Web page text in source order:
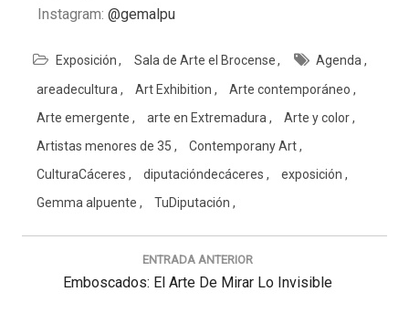
Instagram: @gemalpu
Exposición Sala de Arte el Brocense
Agenda
areadecultura
Art Exhibition
Arte contemporáneo
Arte emergente
arte en Extremadura
Arte y color
Artistas menores de 35
Contemporany Art
CulturaCáceres
diputacióndecáceres
exposición
Gemma alpuente
TuDiputación
Navegación
ENTRADA ANTERIOR
Previous
Emboscados: El Arte De Mirar Lo Invisible